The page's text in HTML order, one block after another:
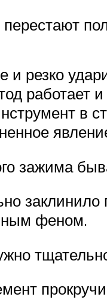
и резко
работает
в
зажима
феном.